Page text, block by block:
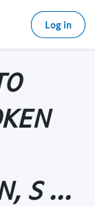
Log in
S ...